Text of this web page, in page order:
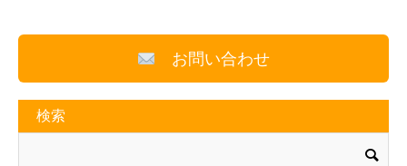
お問い合わせ
検索